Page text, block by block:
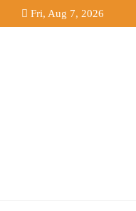
to
Fri, Aug 7, 2026